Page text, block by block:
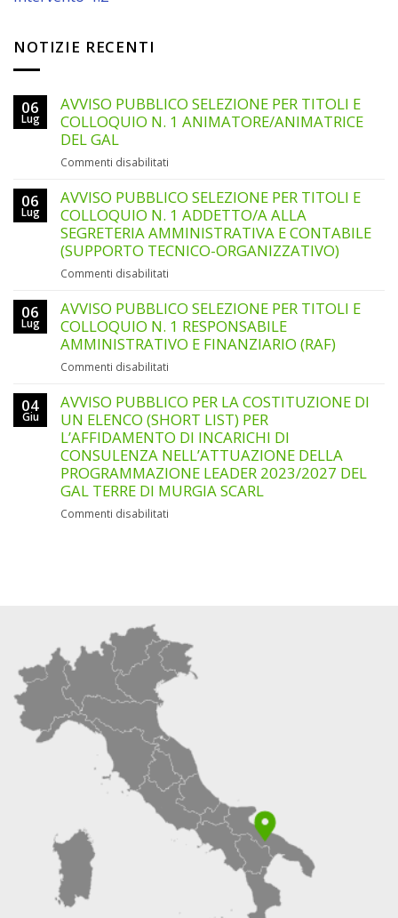
NOTIZIE RECENTI
06
Lug
AVVISO PUBBLICO SELEZIONE PER TITOLI E
COLLOQUIO N. 1 ANIMATORE/ANIMATRICE
DEL GAL
Commenti disabilitati
PUBBLICO
SELEZIONE
PER
TITOLI
E
1
ANIMATORE/ANIMATRICE
DEL
GAL
06
Lug
AVVISO PUBBLICO SELEZIONE PER TITOLI E
COLLOQUIO N. 1 ADDETTO/A ALLA
SEGRETERIA AMMINISTRATIVA E CONTABILE
(SUPPORTO TECNICO-ORGANIZZATIVO)
Commenti disabilitati
PUBBLICO
SELEZIONE
PER
TITOLI
N.
1
ADDETTO/A
ALLA
SEGRETERIA
AMMINISTRATIVA
E
06
Lug
AVVISO PUBBLICO SELEZIONE PER TITOLI E
COLLOQUIO N. 1 RESPONSABILE
AMMINISTRATIVO E FINANZIARIO (RAF)
Commenti disabilitati
PUBBLICO
SELEZIONE
PER
TITOLI
E
COLLOQUIO
N.
04
Giu
AVVISO PUBBLICO PER LA COSTITUZIONE DI
UN ELENCO (SHORT LIST) PER
L’AFFIDAMENTO DI INCARICHI DI
CONSULENZA NELL’ATTUAZIONE DELLA
PROGRAMMAZIONE LEADER 2023/2027 DEL
GAL TERRE DI MURGIA SCARL
Commenti disabilitati
ELENCO
(SHORT
LIST)
INCARICHI
DI
CONSULENZA
NELL’ATTUAZIONE
DELLA
PROGRAMMAZIONE
LEADER
2023/2027